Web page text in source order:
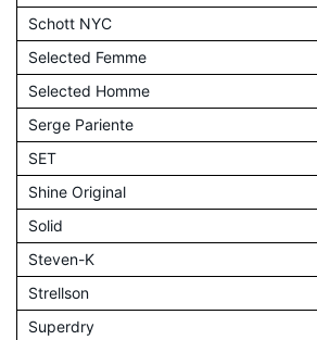
Schott NYC
Selected Femme
Selected Homme
Serge Pariente
SET
Shine Original
Solid
Steven-K
Strellson
Superdry